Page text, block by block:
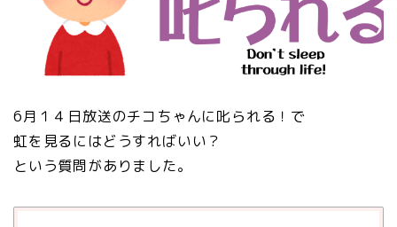
6月１４日放送のチコちゃんに叱られる！で
虹を見るにはどうすればいい？
という質問がありました。